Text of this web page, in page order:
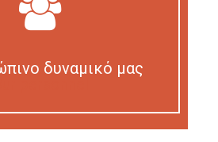
δυναμικό μας